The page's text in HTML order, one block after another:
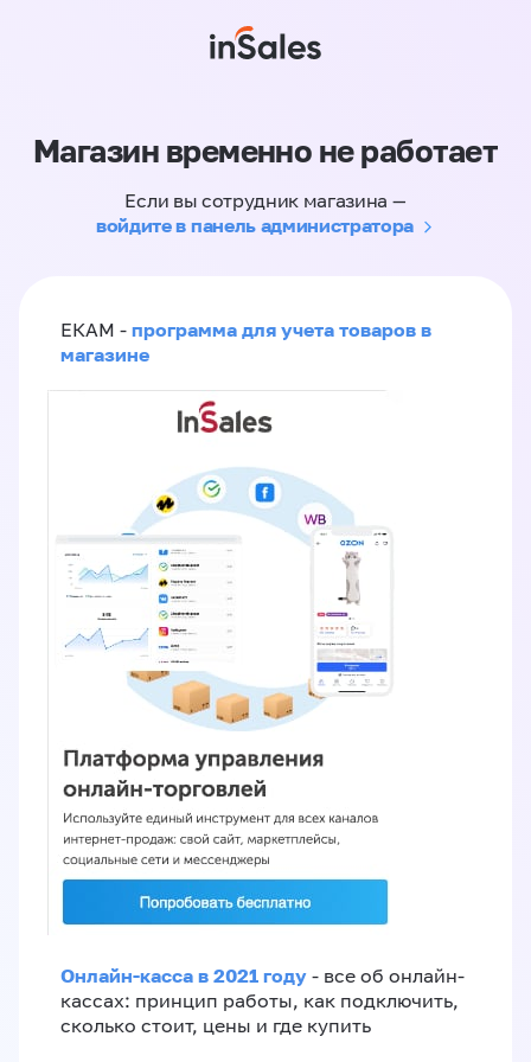
Магазин временно не работает
Если вы сотрудник магазина —
войдите в панель администратора
ЕКАМ - программа для учета товаров в
магазине
Онлайн-касса в 2021 году - все об онлайн-
кассах: принцип работы, как подключить,
сколько стоит, цены и где купить